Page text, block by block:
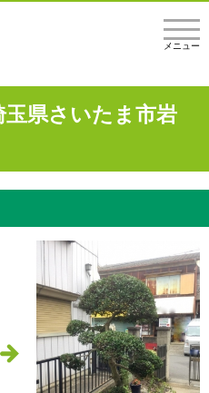
メニュー
玉県さいたま市岩